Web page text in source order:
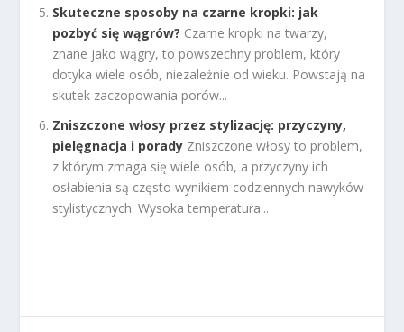
Skuteczne sposoby na czarne kropki: jak
pozbyć się wągrów? Czarne kropki na twarzy,
znane jako wągry, to powszechny problem, który
dotyka wiele osób, niezależnie od wieku. Powstają na
skutek zaczopowania porów...
Zniszczone włosy przez stylizację: przyczyny,
pielęgnacja i porady Zniszczone włosy to problem,
z którym zmaga się wiele osób, a przyczyny ich
osłabienia są często wynikiem codziennych nawyków
stylistycznych. Wysoka temperatura...